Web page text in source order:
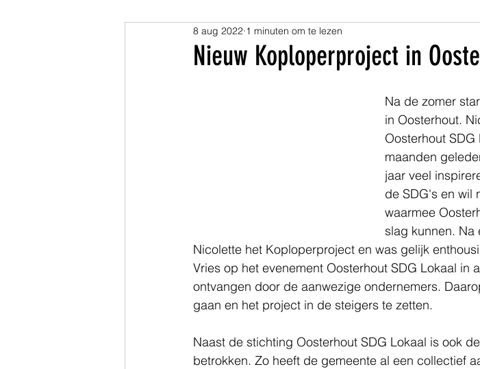
Brabant Overijssel Uitgelicht
Nieuw Koploperproject in
8 aug 2022 1 minuten om te lezen
Na de zomer
in Oosterhout.
Oosterhout
maanden
jaar veel
de SDG's en wil
waarmee
slag kunnen. Na
Nicolette het Koploperproject en was gelijk
Vries op het evenement Oosterhout SDG Lokaal in
ontvangen door de aanwezige ondernemers.
gaan en het project in de steigers te zetten.
Naast de stichting Oosterhout SDG Lokaal is ook
betrokken. Zo heeft de gemeente al een collectief